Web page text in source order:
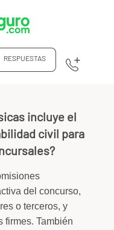
RESPUESTAS
incluye el
civil para
del concurso,
o terceros, y
firmes. También